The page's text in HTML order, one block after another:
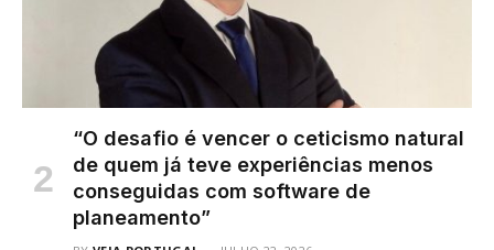
“O desafio é vencer o ceticismo natural
de quem já teve experiências menos
conseguidas com software de
planeamento”